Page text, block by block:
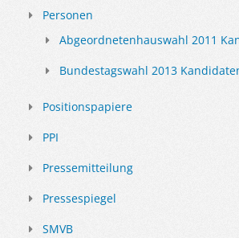
Personen
Abgeordnetenhauswahl 2011
Bundestagswahl 2013
Positionspapiere
PPI
Pressemitteilung
Pressespiegel
SMVB